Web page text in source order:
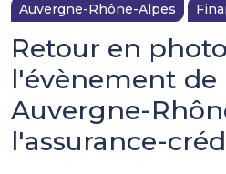
Auvergne-Rhône-Alpes
Retour en
l'évènement
Auvergne-
l'assurance-